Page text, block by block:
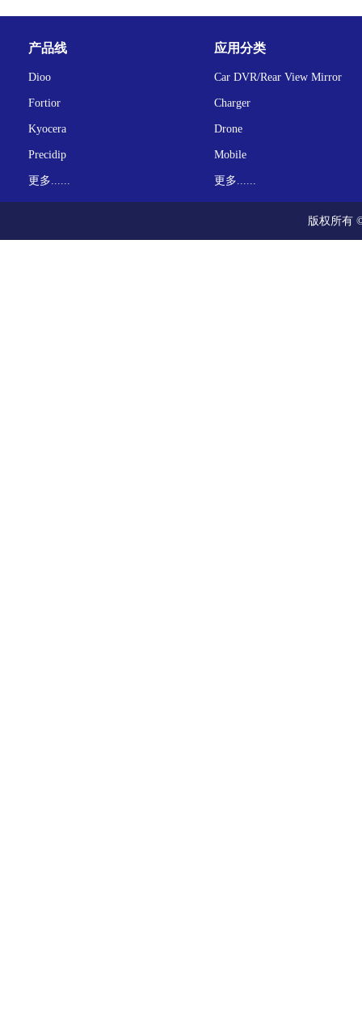
产品线
Dioo
Fortior
Kyocera
Precidip
更多......
应用分类
Car DVR/Rear View Mirror
Charger
Drone
Mobile
更多......
版权所有